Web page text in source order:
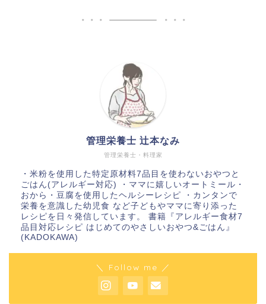
管理栄養士・料理家
管理栄養士 辻本なみ
・米粉を使用した特定原材料7品目を使わないおやつと
ごはん(アレルギー対応) ・ママに嬉しいオートミール・
おから・豆腐を使用したヘルシーレシピ ・カンタンで
栄養を意識した幼児食 など子どもやママに寄り添った
レシピを日々発信しています。 書籍『アレルギー食材7
品目対応レシピ はじめてのやさしいおやつ&ごはん』
(KADOKAWA)
＼ Follow me ／